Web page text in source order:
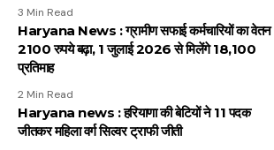
3 Min Read
Haryana News : ग्रामीण सफाई कर्मचारियों का वेतन
2100 रुपये बढ़ा, 1 जुलाई 2026 से मिलेंगे 18,100
प्रतिमाह
2 Min Read
Haryana news : हरियाणा की बेटियों ने 11 पदक
जीतकर महिला वर्ग सिल्वर ट्राफी जीती